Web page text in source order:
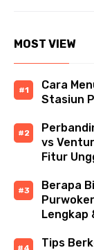
MOST VIEW
Cara
Stasiun
vs
Fitur
Berapa
Lengkap
Tips